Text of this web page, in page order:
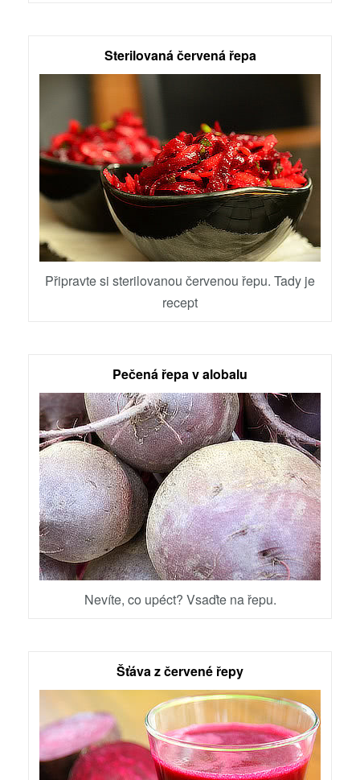
Sterilovaná červená řepa
Připravte si sterilovanou červenou řepu. Tady je
recept
Pečená řepa v alobalu
Nevíte, co upéct? Vsaďte na řepu.
Šťáva z červené řepy